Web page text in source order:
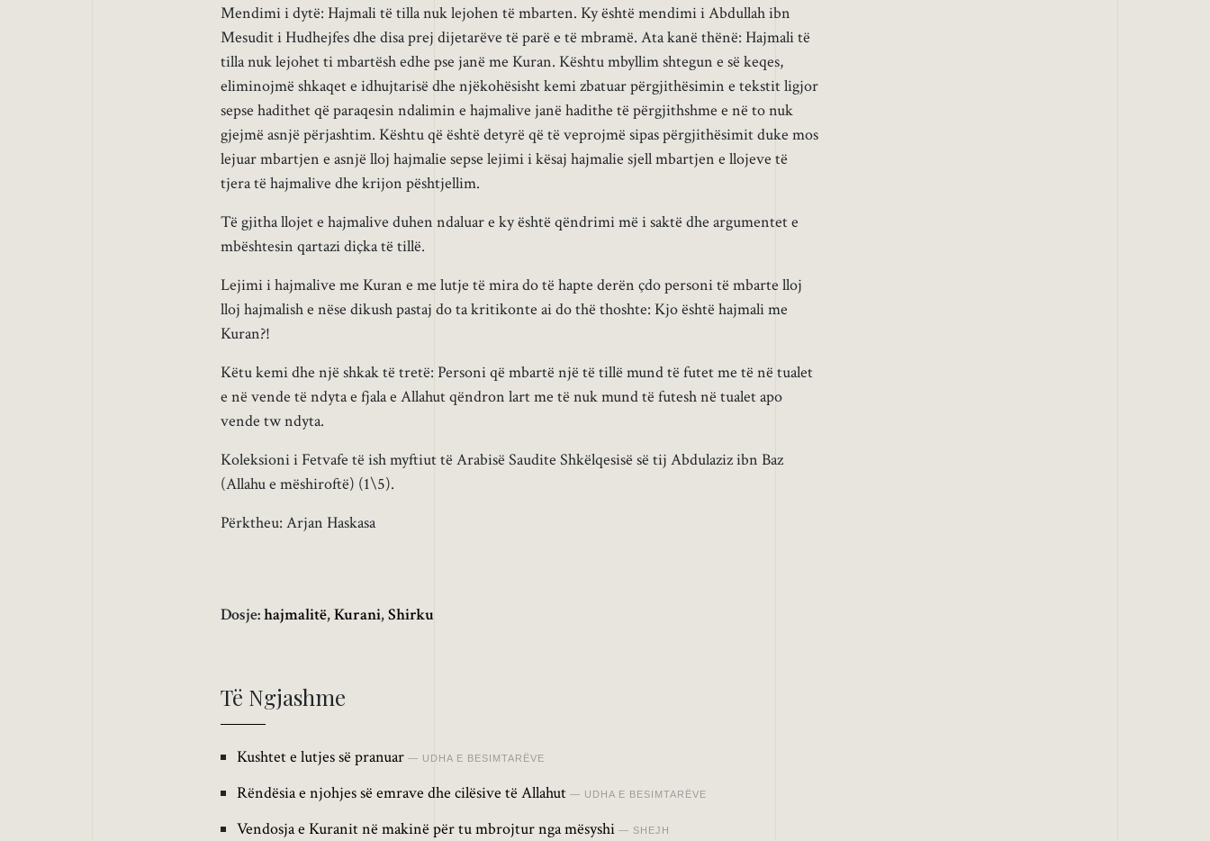
Mendimi i dytë: Hajmali të tilla nuk lejohen të mbarten. Ky është mendimi i Abdullah ibn
Mesudit i Hudhejfes dhe disa prej dijetarëve të parë e të mbramë. Ata kanë thënë: Hajmali të
tilla nuk lejohet ti mbartësh edhe pse janë me Kuran. Kështu mbyllim shtegun e së keqes,
eliminojmë shkaqet e idhujtarisë dhe njëkohësisht kemi zbatuar përgjithësimin e tekstit ligjor
sepse hadithet që paraqesin ndalimin e hajmalive janë hadithe të përgjithshme e në to nuk
gjejmë asnjë përjashtim. Kështu që është detyrë që të veprojmë sipas përgjithësimit duke mos
lejuar mbartjen e asnjë lloj hajmalie sepse lejimi i kësaj hajmalie sjell mbartjen e llojeve të
tjera të hajmalive dhe krijon pështjellim.
Të gjitha llojet e hajmalive duhen ndaluar e ky është qëndrimi më i saktë dhe argumentet e
mbështesin qartazi diçka të tillë.
Lejimi i hajmalive me Kuran e me lutje të mira do të hapte derën çdo personi të mbarte lloj
lloj hajmalish e nëse dikush pastaj do ta kritikonte ai do thë thoshte: Kjo është hajmali me
Kuran?!
Këtu kemi dhe një shkak të tretë: Personi që mbartë një të tillë mund të futet me të në tualet
e në vende të ndyta e fjala e Allahut qëndron lart me të nuk mund të futesh në tualet apo
vende tw ndyta.
Koleksioni i Fetvafe të ish myftiut të Arabisë Saudite Shkëlqesisë së tij Abdulaziz ibn Baz
(Allahu e mëshiroftë) (1\5).
Përktheu: Arjan Haskasa
Dosje:hajmalitë,Kurani,Shirku
Të Ngjashme
Kushtet e lutjes së pranuar UDHA E BESIMTARËVE
Rëndësia e njohjes së emrave dhe cilësive të Allahut UDHA E BESIMTARËVE
Vendosja e Kuranit në makinë për tu mbrojtur nga mësyshi SHEJH